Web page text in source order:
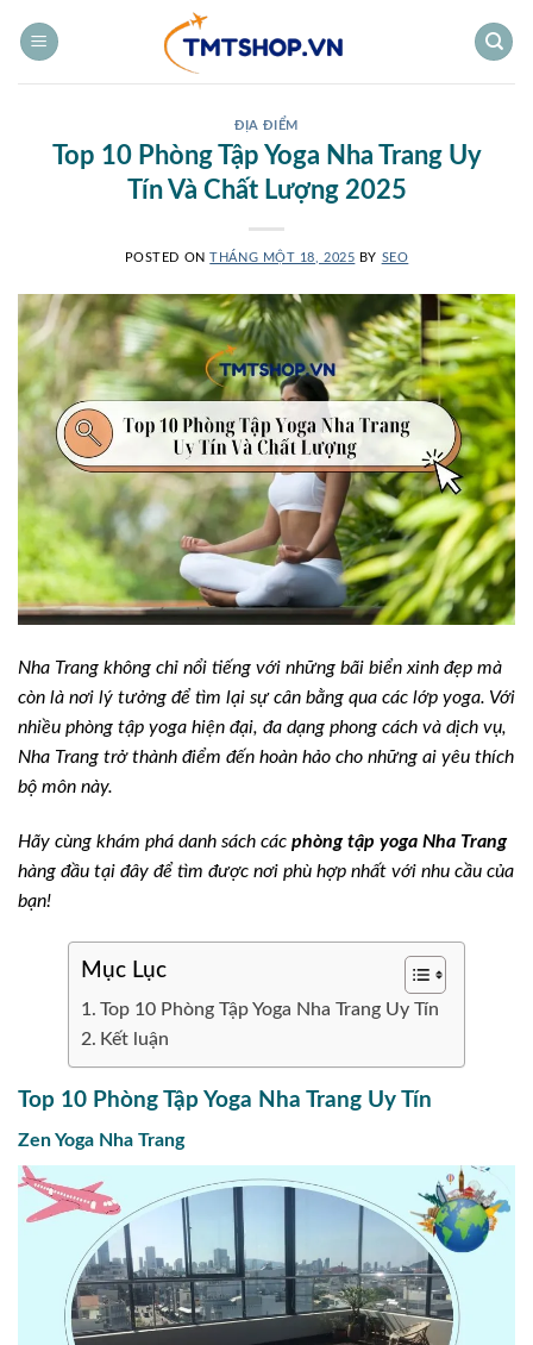
qua
ĐỊA ĐIỂM
Top 10 Phòng Tập Yoga Nha Trang Uy
Tín Và Chất Lượng 2025
POSTED ONTHÁNG MỘT 18, 2025 BY SEO
Nha Trang không chỉ nổi tiếng với những bãi biển xinh đẹp mà
còn là nơi lý tưởng để tìm lại sự cân bằng qua các lớp yoga. Với
nhiều phòng tập yoga hiện đại, đa dạng phong cách và dịch vụ,
Nha Trang trở thành điểm đến hoàn hảo cho những ai yêu thích
bộ môn này.
Hãy cùng khám phá danh sách các phòng tập yoga Nha Trang
hàng đầu tại đây để tìm được nơi phù hợp nhất với nhu cầu của
bạn!
Mục Lục
Top 10 Phòng Tập Yoga Nha Trang Uy Tín
Kết luận
Top 10 Phòng Tập Yoga Nha Trang Uy Tín
Zen Yoga Nha Trang